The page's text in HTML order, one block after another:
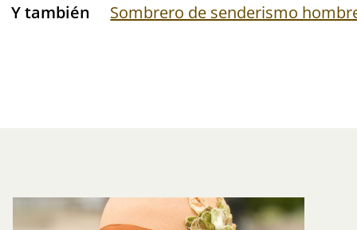
Y también Sombrero de senderismo